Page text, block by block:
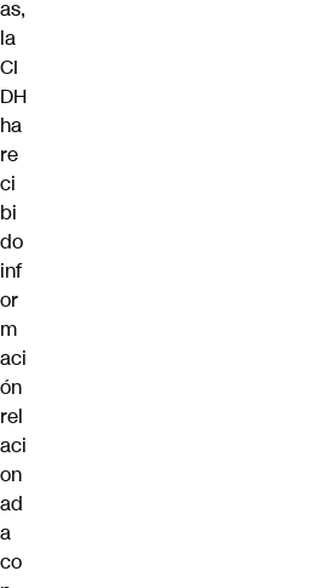
as,
la
CI
DH
ha
re
ci
bi
do
inf
or
m
aci
ón
rel
aci
on
ad
a
co